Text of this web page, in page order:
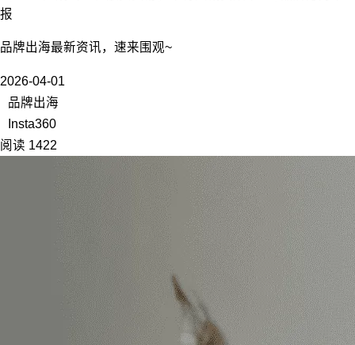
报
品牌出海最新资讯，速来围观~
2026-04-01
品牌出海
Insta360
阅读 1422